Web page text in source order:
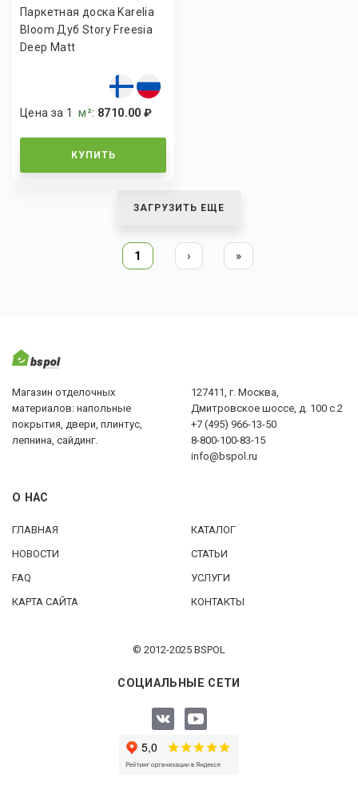
Паркетная доска Karelia
Bloom Дуб Story Freesia
Deep Matt
Цена за 1м²: 8710.00 ₽
КУПИТЬ
ЗАГРУЗИТЬ ЕЩЕ
1 › »
Магазин отделочных
материалов: напольные
покрытия, двери, плинтус,
лепнина, сайдинг.
127411, г. Москва,
Дмитровское шоссе, д. 100 с.2
+7 (495) 966-13-50
8-800-100-83-15
info@bspol.ru
О НАС
ГЛАВНАЯ
КАТАЛОГ
НОВОСТИ
СТАТЬИ
FAQ
УСЛУГИ
КАРТА САЙТА
КОНТАКТЫ
© 2012-2025 BSPOL
СОЦИАЛЬНЫЕ СЕТИ